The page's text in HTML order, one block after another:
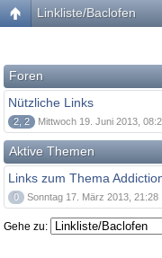
Linkliste/Baclofen
Foren
Nützliche Links
2, 2 Mittwoch 19. Juni 2013,
Aktive Themen
Links zum Thema
0 Sonntag 17. März 2013, 21:28
Gehe zu: